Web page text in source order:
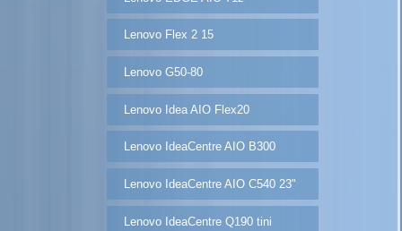
Lenovo Flex 2 15
Lenovo G50-80
Lenovo Idea AIO Flex20
Lenovo IdeaCentre AIO B300
Lenovo IdeaCentre AIO C540 23"
Lenovo IdeaCentre Q190 tini